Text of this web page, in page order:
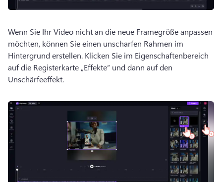
Wenn Sie Ihr Video nicht an die neue Framegröße anpassen
möchten, können Sie einen unscharfen Rahmen im
Hintergrund erstellen. Klicken Sie im Eigenschaftenbereich
auf die Registerkarte „Effekte“ und dann auf den
Unschärfeeffekt.